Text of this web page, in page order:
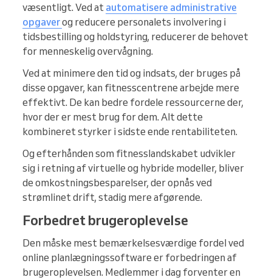
væsentligt. Ved at automatisere administrative
opgaverog reducere personalets involvering i
tidsbestilling og holdstyring, reducerer de behovet
for menneskelig overvågning.
Ved at minimere den tid og indsats, der bruges på
disse opgaver, kan fitnesscentrene arbejde mere
effektivt. De kan bedre fordele ressourcerne der,
hvor der er mest brug for dem. Alt dette
kombineret styrker i sidste ende rentabiliteten.
Og efterhånden som fitnesslandskabet udvikler
sig i retning af virtuelle og hybride modeller, bliver
de omkostningsbesparelser, der opnås ved
strømlinet drift, stadig mere afgørende.
Forbedret brugeroplevelse
Den måske mest bemærkelsesværdige fordel ved
online planlægningssoftware er forbedringen af
brugeroplevelsen. Medlemmer i dag forventer en